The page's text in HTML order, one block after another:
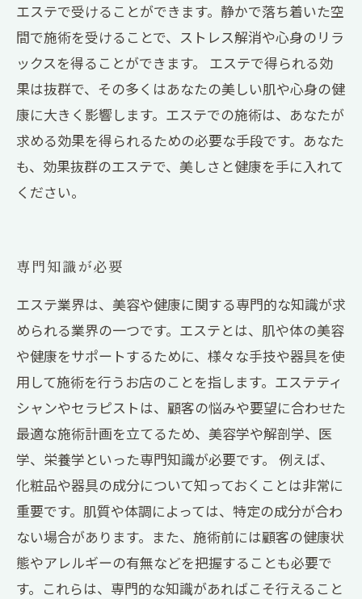
エステで受けることができます。静かで落ち着いた空
間で施術を受けることで、ストレス解消や心身のリラ
ックスを得ることができます。 エステで得られる効
果は抜群で、その多くはあなたの美しい肌や心身の健
康に大きく影響します。エステでの施術は、あなたが
求める効果を得られるための必要な手段です。あなた
も、効果抜群のエステで、美しさと健康を手に入れて
ください。
専門知識が必要
エステ業界は、美容や健康に関する専門的な知識が求
められる業界の一つです。エステとは、肌や体の美容
や健康をサポートするために、様々な手技や器具を使
用して施術を行うお店のことを指します。エステティ
シャンやセラピストは、顧客の悩みや要望に合わせた
最適な施術計画を立てるため、美容学や解剖学、医
学、栄養学といった専門知識が必要です。 例えば、
化粧品や器具の成分について知っておくことは非常に
重要です。肌質や体調によっては、特定の成分が合わ
ない場合があります。また、施術前には顧客の健康状
態やアレルギーの有無などを把握することも必要で
す。これらは、専門的な知識があればこそ行えること